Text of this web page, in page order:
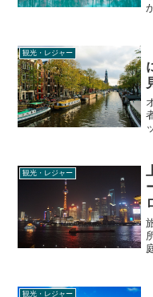
観光・レジャー
観光・レジャー
観光・レジャー